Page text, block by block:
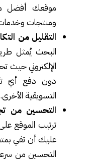
موقعك أفضل
ومنتجات
التقليل من
البحث يُمثل
الإلكتروني
دون دفع أيّ
التسويقية الأخرى.
التحسين من
ترتيب الموقع
عليك أن تفي
التحسين من